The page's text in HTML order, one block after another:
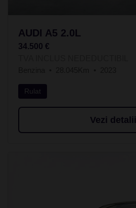
AUDI A5 2.0L
34.500 €
Rulat
Vezi detalii